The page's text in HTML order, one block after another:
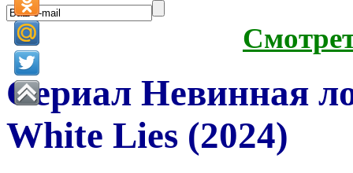
Сериал Невинная
White Lies (2024)